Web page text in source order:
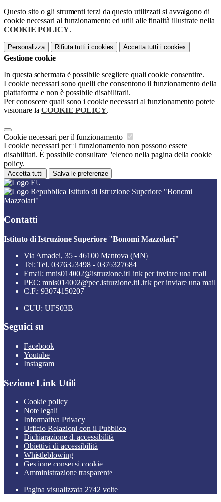
Questo sito o gli strumenti terzi da questo utilizzati si avvalgono di
cookie necessari al funzionamento ed utili alle finalità illustrate nella
COOKIE POLICY.
Personalizza Rifiuta tutti i cookies Accetta tutti i cookies
Gestione cookie
In questa schermata è possibile scegliere quali cookie consentire.
I cookie necessari sono quelli che consentono il funzionamento della
piattaforma e non è possibile disabilitarli.
Per conoscere quali sono i cookie necessari al funzionamento potete
visionare la COOKIE POLICY.
Cookie necessari per il funzionamento
I cookie necessari per il funzionamento non possono essere
disabilitati. È possibile consultare l'elenco nella pagina della cookie
policy.
Accetta tutti Salva le preferenze
Istituto di Istruzione Superiore "Bonomi
Mazzolari"
Contatti
Istituto di Istruzione Superiore "Bonomi Mazzolari"
Via Amadei, 35 - 46100 Mantova (MN)
Tel: Tel. 0376323498 - 0376327684
Email: mnis014002@istruzione.itLink per inviare una mail
PEC: mnis014002@pec.istruzione.itLink per inviare una mail
C.F.: 93074150207
CUU: UFS03B
Seguici su
Facebook
Youtube
Instagram
Sezione Link Utili
Cookie policy
Note legali
Informativa Privacy
Ufficio Relazioni con il Pubblico
Dichiarazione di accessibilità
Obiettivi di accessibilità
Whistleblowing
Gestione consensi cookie
Amministrazione trasparente
Pagina visualizzata 2742 volte